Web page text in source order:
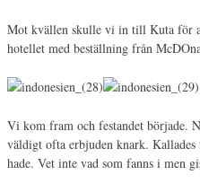
Mot kvällen skulle vi in till Kuta för
hotellet med beställning från
Vi kom fram och festandet började.
väldigt ofta erbjuden knark.
hade. Vet inte vad som fanns i men